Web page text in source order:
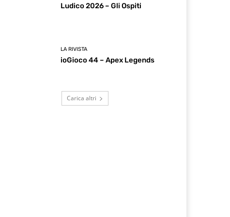
Ludico 2026 – Gli Ospiti
LA RIVISTA
ioGioco 44 – Apex Legends
Carica altri